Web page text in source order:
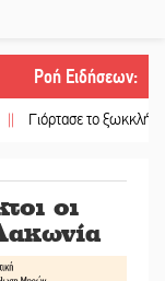
Ροή Ειδήσεων:
το ξωκκλήσι της
οι